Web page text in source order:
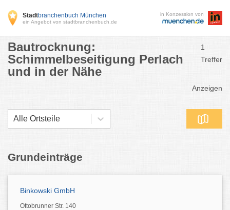
Stadtbranchenbuch München
ein Angebot von stadtbranchenbuch.de
in Konzession von
Bautrocknung:
Schimmelbeseitigung Perlach
und in der Nähe
1
Treffer
Anzeigen
Alle Ortsteile
Grundeinträge
Binkowski GmbH
Ottobrunner Str. 140